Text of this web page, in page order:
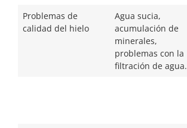
Problemas de
calidad del hielo
Agua sucia,
acumulación de
minerales,
problemas con la
filtración de agua.